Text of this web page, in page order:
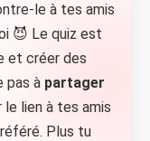
le à tes amis
😈 Le quiz est
et créer des
pas à partager
le lien à tes amis
Plus tu